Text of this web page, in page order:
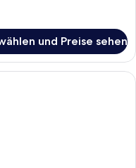
und Preise sehen
Hotelzimmer mit zwei